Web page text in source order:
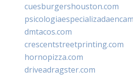
cuesburgershouston.com
dmtacos.com
crescentstreetprinting.com
hornopizza.com
driveadragster.com